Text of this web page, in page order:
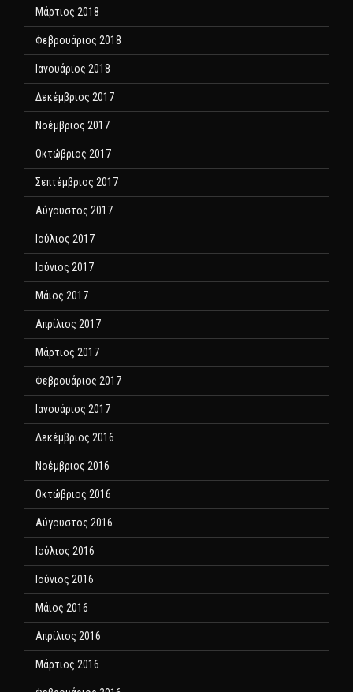
Μάρτιος 2018
Φεβρουάριος 2018
Ιανουάριος 2018
Δεκέμβριος 2017
Νοέμβριος 2017
Οκτώβριος 2017
Σεπτέμβριος 2017
Αύγουστος 2017
Ιούλιος 2017
Ιούνιος 2017
Μάιος 2017
Απρίλιος 2017
Μάρτιος 2017
Φεβρουάριος 2017
Ιανουάριος 2017
Δεκέμβριος 2016
Νοέμβριος 2016
Οκτώβριος 2016
Αύγουστος 2016
Ιούλιος 2016
Ιούνιος 2016
Μάιος 2016
Απρίλιος 2016
Μάρτιος 2016